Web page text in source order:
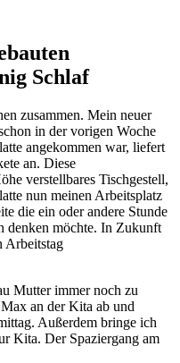
Schlaf
zusammen. Mein neuer
in der vorigen Woche
angekommen war, liefert
an. Diese
verstellbares Tischgestell,
nun meinen Arbeitsplatz
die ein oder andere Stunde
denken möchte. In Zukunft
Arbeitstag
Mutter immer noch zu
an der Kita ab und
Außerdem bringe ich
Kita. Der Spaziergang am